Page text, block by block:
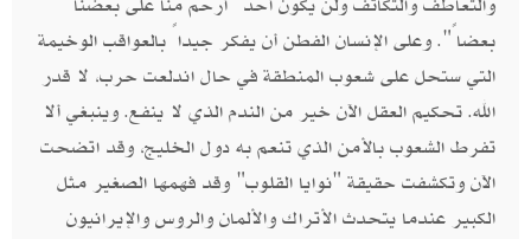
بعضاً". وعلى الإنسان الفطن أن يفكر جيداً بالعواقب الوخيمة
التي ستحل على شعوب المنطقة في حال اندلعت حرب، لا قدر
الله. تحكيم العقل الآن خير من الندم الذي لا ينفع. وينبغي ألا
تفرط الشعوب بالأمن الذي تنعم به دول الخليج، وقد اتضحت
الآن وتكشفت حقيقة "نوايا القلوب" وقد فهمها الصغير مثل
الكبير عندما يتحدث الأتراك والألمان والروس والإيرانيون